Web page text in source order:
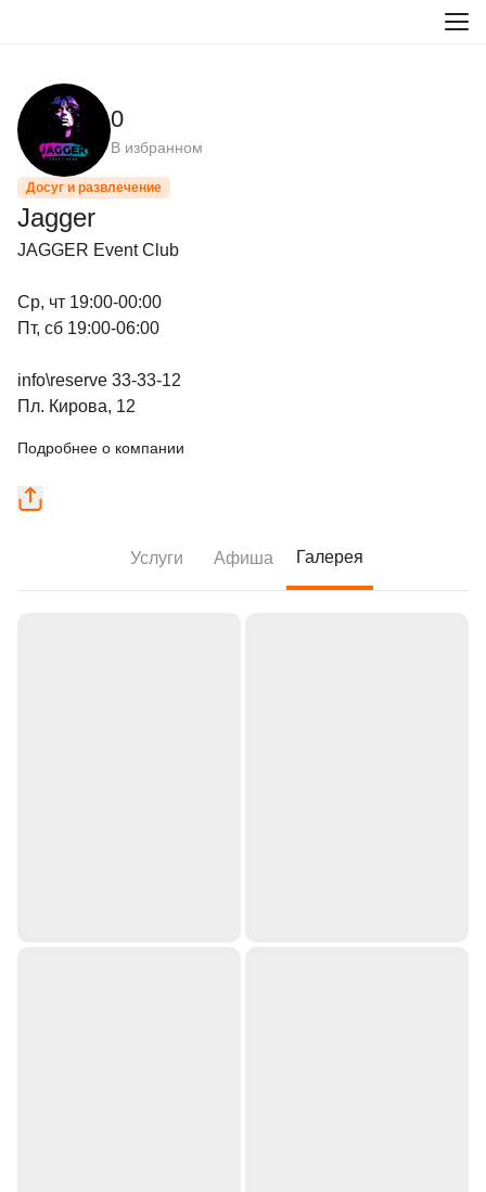
0
В избранном
Досуг и развлечение
Jagger
JAGGER Event Club
Ср, чт 19:00-00:00
Пт, сб 19:00-06:00
info\reserve 33-33-12
Пл. Кирова, 12
Подробнее о компании
Услуги Афиша Галерея